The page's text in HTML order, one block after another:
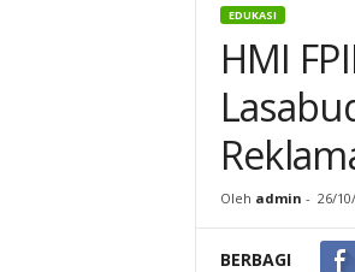
EDUKASI
HMI
Oleh admin - 26/
BERBAGI